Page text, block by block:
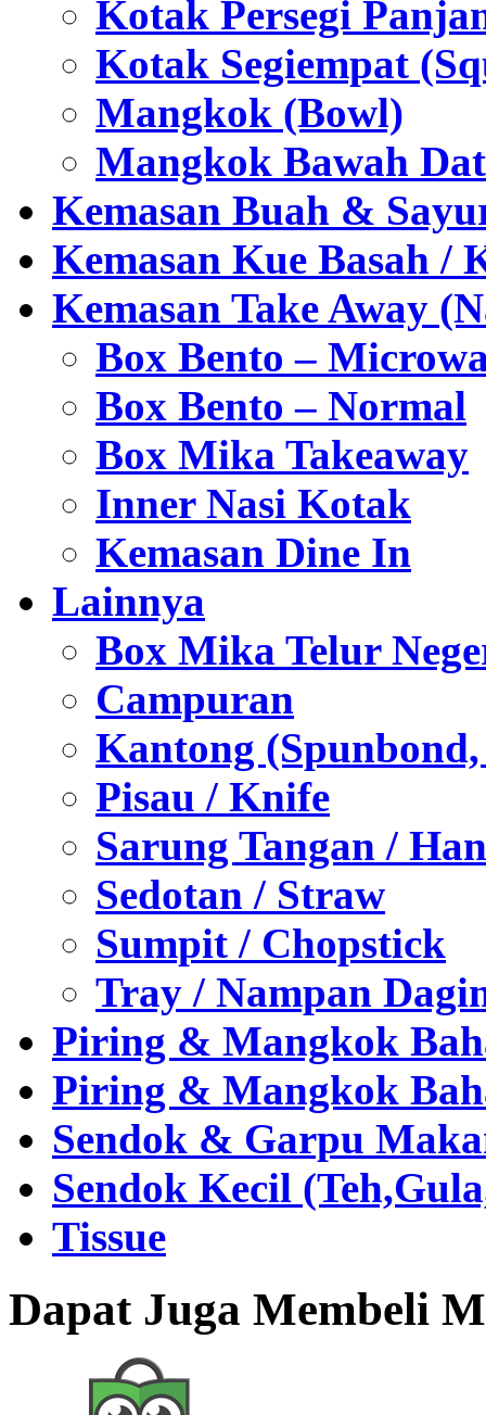
Kotak Persegi
Kotak Segiempat
Mangkok (Bowl)
Mangkok Bawah
Kemasan Buah &
Kemasan Kue Basah /
Kemasan Take Away
Box Bento –
Box Bento – Normal
Box Mika Takeaway
Inner Nasi Kotak
Kemasan Dine In
Lainnya
Box Mika Telur
Campuran
Kantong
Pisau / Knife
Sarung Tangan /
Sedotan / Straw
Sumpit / Chopstick
Tray / Nampan
Piring & Mangkok
Piring & Mangkok
Sendok & Garpu
Sendok Kecil
Tissue
Dapat Juga Membeli